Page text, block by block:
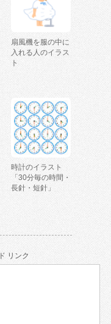
扇風機を服の中に
入れる人のイラス
ト
時計のイラスト
「30分毎の時間・
長針・短針」
リンク